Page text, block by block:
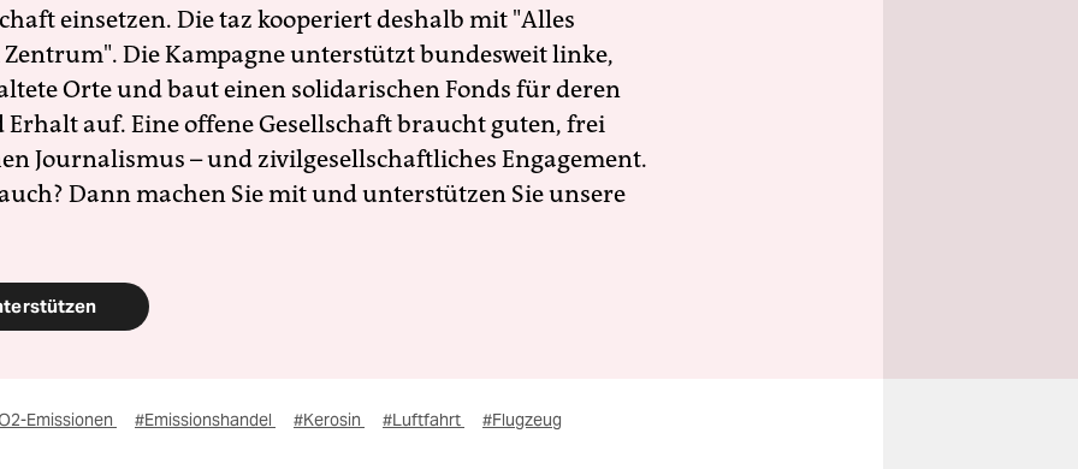
einsetzen. Die taz kooperiert deshalb mit "Alles
Die Kampagne unterstützt bundesweit linke,
Orte und baut einen solidarischen Fonds für deren
Erhalt auf. Eine offene Gesellschaft braucht guten, frei
Journalismus – und zivilgesellschaftliches Engagement.
Dann machen Sie mit und unterstützen Sie unsere
Emissionen #Emissionshandel #Kerosin #Luftfahrt #Flugzeug